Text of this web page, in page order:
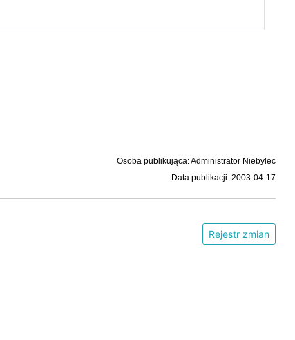
Osoba publikująca: Administrator Niebylec
Data publikacji: 2003-04-17
Rejestr zmian